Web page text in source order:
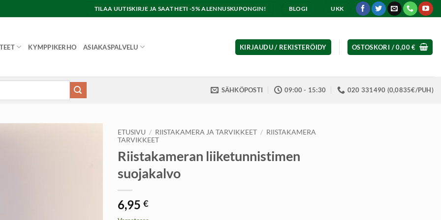
TILAA UUTISKIRJE JA SAAT HETI -5% ALENNUSKUPONGIN! BLOGI UKK
KYMPPIKERHO ASIAKASPALVELU KIRJAUDU / REKISTERÖIDY OSTOSKORI /0,00€
SÄHKÖPOSTI 09:00 - 15:30 020 331490 (0,0835€/PUH)
ETUSIVU / RIISTAKAMERA JA TARVIKKEET / RIISTAKAMERA
TARVIKKEET
Riistakameran liiketunnistimen
suojakalvo
6,95 €